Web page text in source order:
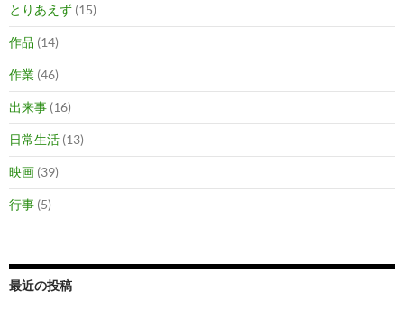
とりあえず (15)
作品 (14)
作業 (46)
出来事 (16)
日常生活 (13)
映画 (39)
行事 (5)
最近の投稿